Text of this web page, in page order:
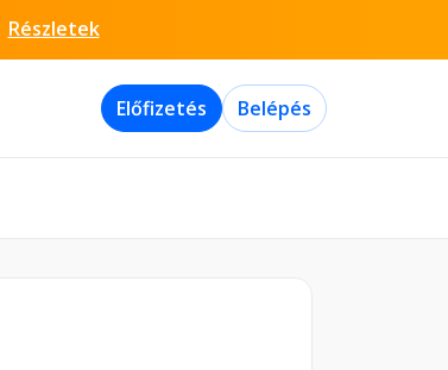
Részletek
Előfizetés Belépés